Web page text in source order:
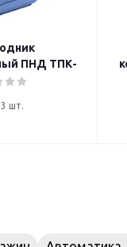
ПНД ТПК-
наружная
шт.